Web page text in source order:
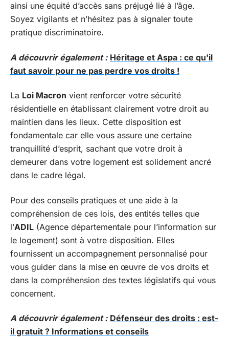
ainsi une équité d’accès sans préjugé lié à l’âge.
Soyez vigilants et n’hésitez pas à signaler toute
pratique discriminatoire.
A découvrir également : Héritage et Aspa : ce qu'il
faut savoir pour ne pas perdre vos droits !
La Loi Macron vient renforcer votre sécurité
résidentielle en établissant clairement votre droit au
maintien dans les lieux. Cette disposition est
fondamentale car elle vous assure une certaine
tranquillité d’esprit, sachant que votre droit à
demeurer dans votre logement est solidement ancré
dans le cadre légal.
Pour des conseils pratiques et une aide à la
compréhension de ces lois, des entités telles que
l’ADIL (Agence départementale pour l’information sur
le logement) sont à votre disposition. Elles
fournissent un accompagnement personnalisé pour
vous guider dans la mise en œuvre de vos droits et
dans la compréhension des textes législatifs qui vous
concernent.
A découvrir également : Défenseur des droits : est-
il gratuit ? Informations et conseils